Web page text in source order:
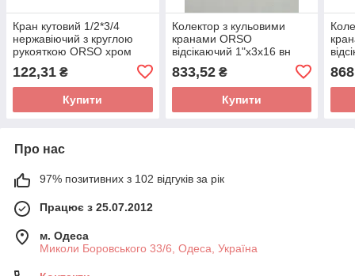
Кран кутовий 1/2*3/4
нержавіючий з круглою
рукояткою ORSO хром
122,31 ₴
Купити
Колектор з кульовими
кранами ORSO
відсікаючий 1"х3х16 вн
833,52₴
Купити
Про нас
97% позитивних з 102 відгуків за рік
Працює з 25.07.2012
м. Одеса
Миколи Боровського 33/6, Одеса, Україна